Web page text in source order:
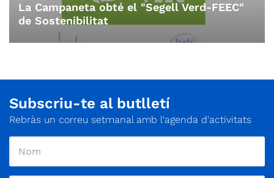
La Campaneta obté el "Segell Verd-FEEC"
de Sostenibilitat
Subscriu-te al butlletí
Rebràs un correu setmanal amb l'agenda d'activitats